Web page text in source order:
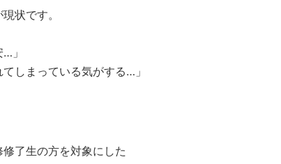
状です。
」
しまっている気がする…」
了生の方を対象にした